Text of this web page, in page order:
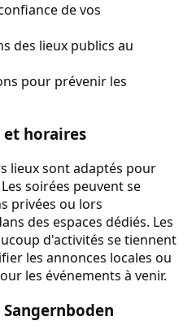
de vos
des lieux publics au
pour prévenir les
et horaires
lieux sont adaptés pour
soirées peuvent se
privées ou lors
des espaces dédiés. Les
d'activités se tiennent
les annonces locales ou
les événements à venir.